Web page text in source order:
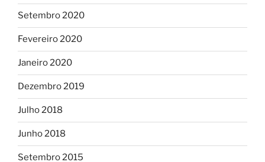
Setembro 2020
Fevereiro 2020
Janeiro 2020
Dezembro 2019
Julho 2018
Junho 2018
Setembro 2015